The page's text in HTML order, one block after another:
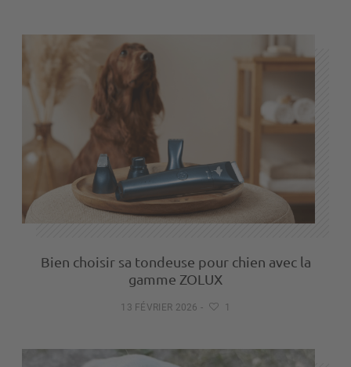
Bien choisir sa tondeuse pour chien avec la
gamme ZOLUX
13 FÉVRIER 2026 - 1